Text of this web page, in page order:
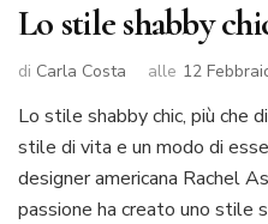
Lo stile shabby
di Carla Costa alle 12
Lo stile shabby chic, più che
stile di vita e un modo di
designer americana Rachel
passione ha creato uno stile